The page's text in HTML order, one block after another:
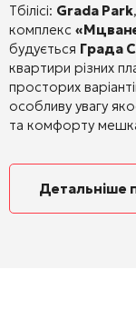
Тбілісі: Grada Park,
комплекс
будується Града
квартири різних
просторих
особливу увагу
та комфорту
Детальніше